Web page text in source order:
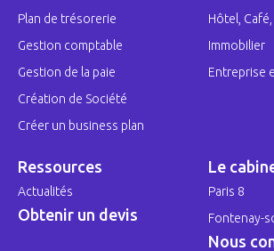
Plan de trésorerie
Gestion comptable
Gestion de la paie
Création de Société
Créer un business plan
Hôtel,
Immobilier
Entreprise
Ressources
Actualités
Obtenir un devis
Le
Paris 8
Fontenay-
Nous